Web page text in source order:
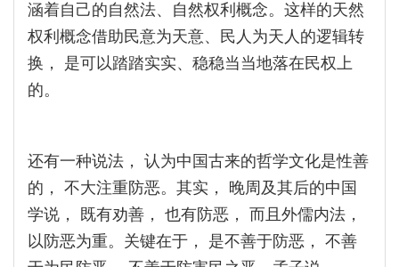
涵着自己的自然法、自然权利概念。这样的天然
权利概念借助民意为天意、民人为天人的逻辑转
换， 是可以踏踏实实、稳稳当当地落在民权上
的。
还有一种说法， 认为中国古来的哲学文化是性善
的， 不大注重防恶。其实， 晚周及其后的中国
学说， 既有劝善， 也有防恶， 而且外儒内法，
以防恶为重。关键在于， 是不善于防恶， 不善